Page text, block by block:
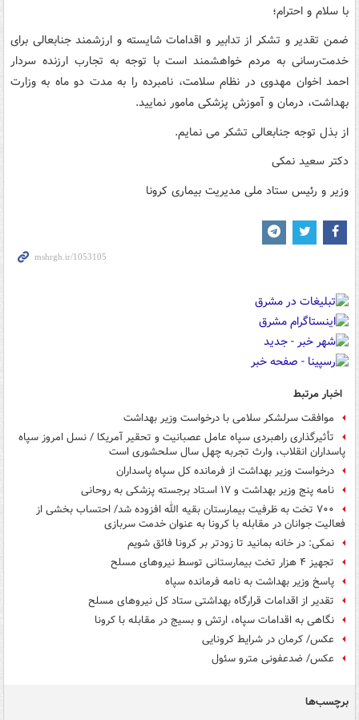
با سلام و احترام؛
ضمن تقدیر و تشکر از تدابیر و اقدامات شایسته و ارزشمند جنابعالی برای
خدمت‌رسانی به مردم خواهشمند است با توجه به تجارب ارزنده سردار
احمد اخوان مهدوی در نظام سلامت، نامبرده را به مدت دو ماه به وزارت
بهداشت، درمان و آموزش پزشکی مامور نمایید.
از بذل توجه جنابعالی تشکر می نمایم.
دکتر سعید نمکی
وزیر و رئیس ستاد ملی مدیریت بیماری کرونا
اخبار مرتبط
موافقت سرلشکر سلامی با درخواست وزیر بهداشت
تأثیرگذاری راهبردی سپاه عامل عصبانیت و تحقیر آمریکا / نسل امروز سپاه
پاسداران انقلاب، وارث تجربه چهل سال سلحشوری است
درخواست وزیر بهداشت از فرمانده کل سپاه پاسداران
نامه­ پنج وزیر بهداشت و ۱۷ اسـتاد برجسته­ پزشکی به روحانی
۷۰۰ تخت به ظرفیت بیمارستان بقیه الله افزوده شد/ احتساب بخشی از
فعالیت جوانان در مقابله با کرونا به عنوان خدمت سربازی
نمکی: در خانه بمانید تا زودتر بر کرونا فائق شویم
تجهیز ۴ هزار تخت بیمارستانی توسط نیروهای مسلح
پاسخ وزیر بهداشت به نامه فرمانده سپاه
تقدیر از اقدامات قرارگاه بهداشتی ستاد کل نیروهای مسلح
نگاهی به اقدامات سپاه، ارتش و بسیج در مقابله با کرونا
عکس/ کرمان در شرایط کرونایی
عکس/ ضدعفونی مترو سئول
برچسب‌ها